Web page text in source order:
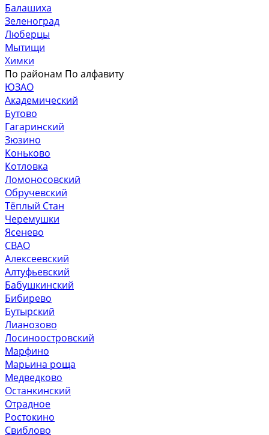
Балашиха
Зеленоград
Люберцы
Мытищи
Химки
По районам По алфавиту
ЮЗАО
Академический
Бутово
Гагаринский
Зюзино
Коньково
Котловка
Ломоносовский
Обручевский
Тёплый Стан
Черемушки
Ясенево
СВАО
Алексеевский
Алтуфьевский
Бабушкинский
Бибирево
Бутырский
Лианозово
Лосиноостровский
Марфино
Марьина роща
Медведково
Останкинский
Отрадное
Ростокино
Свиблово